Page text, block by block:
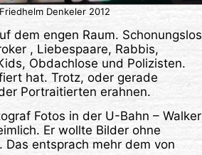
Denkeler 2012
dem engen Raum. Schonungslos
, Liebespaare, Rabbis,
Obdachlose und Polizisten.
hat. Trotz, oder gerade
Portraitierten erahnen.
Fotos in der U-Bahn – Walker
Er wollte Bilder ohne
entsprach mehr dem von